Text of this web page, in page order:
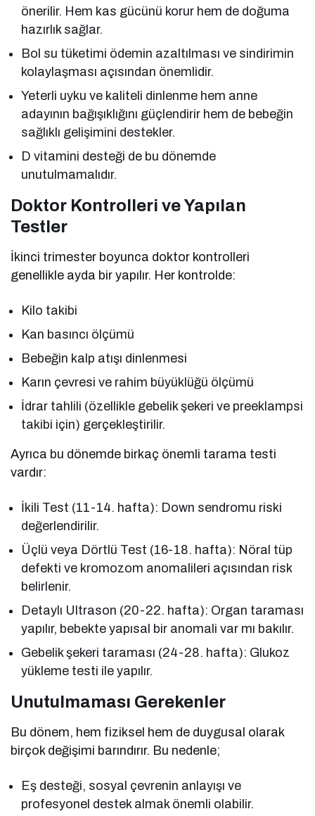
önerilir. Hem kas gücünü korur hem de doğuma
hazırlık sağlar.
Bol su tüketimi ödemin azaltılması ve sindirimin
kolaylaşması açısından önemlidir.
Yeterli uyku ve kaliteli dinlenme hem anne
adayının bağışıklığını güçlendirir hem de bebeğin
sağlıklı gelişimini destekler.
D vitamini desteği de bu dönemde
unutulmamalıdır.
Doktor Kontrolleri ve Yapılan
Testler
İkinci trimester boyunca doktor kontrolleri
genellikle ayda bir yapılır. Her kontrolde:
Kilo takibi
Kan basıncı ölçümü
Bebeğin kalp atışı dinlenmesi
Karın çevresi ve rahim büyüklüğü ölçümü
İdrar tahlili (özellikle gebelik şekeri ve preeklampsi
takibi için) gerçekleştirilir.
Ayrıca bu dönemde birkaç önemli tarama testi
vardır:
İkili Test (11-14. hafta): Down sendromu riski
değerlendirilir.
Üçlü veya Dörtlü Test (16-18. hafta): Nöral tüp
defekti ve kromozom anomalileri açısından risk
belirlenir.
Detaylı Ultrason (20-22. hafta): Organ taraması
yapılır, bebekte yapısal bir anomali var mı bakılır.
Gebelik şekeri taraması (24-28. hafta): Glukoz
yükleme testi ile yapılır.
Unutulmaması Gerekenler
Bu dönem, hem fiziksel hem de duygusal olarak
birçok değişimi barındırır. Bu nedenle;
Eş desteği, sosyal çevrenin anlayışı ve
profesyonel destek almak önemli olabilir.